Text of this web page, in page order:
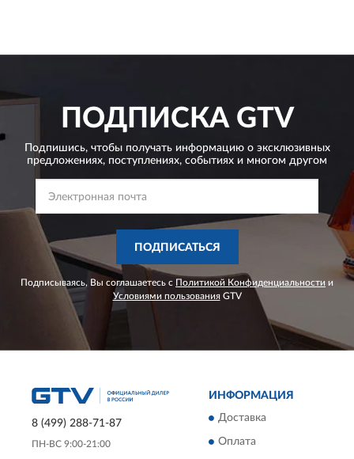
ПОДПИСКАGTV
Подпишись, чтобы получать информацию о эксклюзивных
предложениях, поступлениях, событиях и многом другом
ПОДПИСАТЬСЯ
Подписываясь, Вы соглашаетесь с Политикой Конфиденциальности и
Условиями пользованияGTV
8 (499) 288-71-87
ПН-ВС 9:00-21:00
ИНФОРМАЦИЯ
Доставка
Оплата